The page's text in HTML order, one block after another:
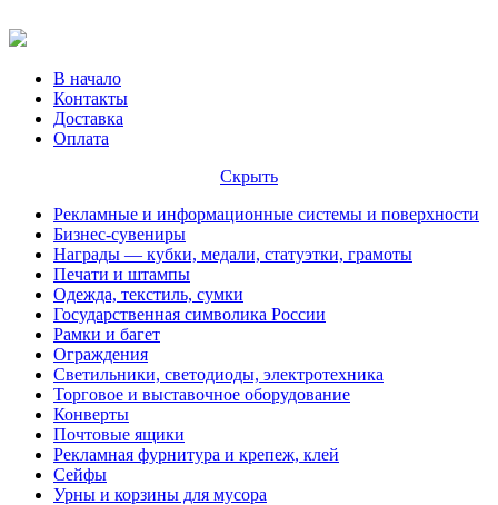
В начало
Контакты
Доставка
Оплата
Скрыть
Рекламные и информационные системы и поверхности
Бизнес-сувениры
Награды — кубки, медали, статуэтки, грамоты
Печати и штампы
Одежда, текстиль, сумки
Государственная символика России
Рамки и багет
Ограждения
Светильники, светодиоды, электротехника
Торговое и выставочное оборудование
Конверты
Почтовые ящики
Рекламная фурнитура и крепеж, клей
Сейфы
Урны и корзины для мусора